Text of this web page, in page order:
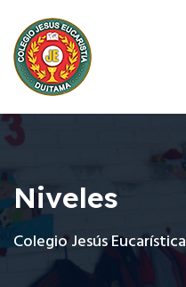
Niveles
Colegio Jesús Eucarística